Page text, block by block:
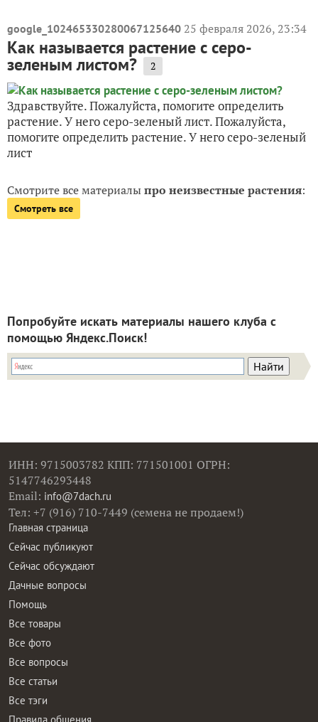
google_102465330280067125640 25 февраля 2026, 23:34
Как называется растение с серо-
зеленым листом? 2
Здравствуйте. Пожалуйста, помогите определить
растение. У него серо-зеленый лист. Пожалуйста,
помогите определить растение. У него серо-зеленый
лист
Смотрите все материалыпро неизвестные растения:
Смотреть все
Попробуйте искать материалы нашего клуба с
помощью Яндекс.Поиск!
ИНН: 9715003782 КПП: 771501001 ОГРН:
5147746293448
Email: info@7dach.ru
Тел: +7 (916) 710-7449 (семена не продаем!)
Главная страница
Сейчас публикуют
Сейчас обсуждают
Дачные вопросы
Помощь
Все товары
Все фото
Все вопросы
Все статьи
Все тэги
Правила общения